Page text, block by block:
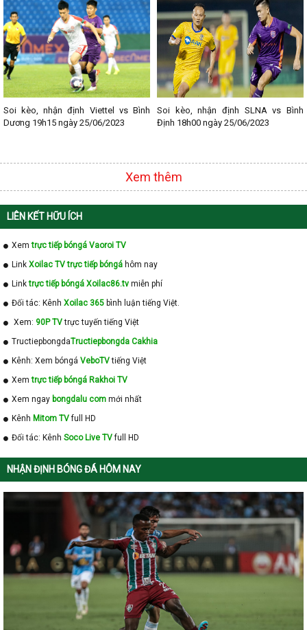
- Lịch thi đấu Cup C1
Soi kèo, nhận định Viettel vs Bình
Dương 19h15 ngày 25/06/2023
Soi kèo, nhận định SLNA vs Bình
Định 18h00 ngày 25/06/2023
Xem thêm
LIÊN KẾT HỮU ÍCH
Xemtrực tiếp bóngá Vaoroi TV
Link Xoilac TV trực tiếp bóngá hôm nay
Linktrực tiếp bóngá Xoilac86.tv miễn phí
Đối tác: Kênh Xoilac 365 bình luận tiếng Việt.
Xem: 90P TVtrực tuyến tiếng Việt
TructiepbongdaTructiepbongda Cakhia
Kênh: Xem bóngá VeboTVtiếng Việt
Xemtrực tiếp bóngá Rakhoi TV
Xem ngay bongdalu com mới nhất
Kênh Mitom TVfull HD
Đối tác: Kênh Soco Live TVfull HD
NHẬN ĐỊNH BÓNG ĐÁ HÔM NAY